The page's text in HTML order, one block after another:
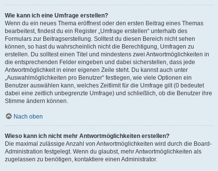
Wie kann ich eine Umfrage erstellen?
Wenn du ein neues Thema eröffnest oder den ersten Beitrag eines Themas
bearbeitest, findest du ein Register „Umfrage erstellen“ unterhalb des
Formulars zur Beitragserstellung. Solltest du diesen Bereich nicht sehen
können, so hast du wahrscheinlich nicht die Berechtigung, Umfragen zu
erstellen. Du solltest einen Titel und mindestens zwei Antwortmöglichkeiten in
die entsprechenden Felder eingeben und dabei sicherstellen, dass jede
Antwortmöglichkeit in einer eigenen Zeile steht. Du kannst auch unter
„Auswahlmöglichkeiten pro Benutzer“ festlegen, wie viele Optionen ein
Benutzer auswählen kann, welches Zeitlimit für die Umfrage gilt (0 bedeutet
dabei eine zeitlich unbegrenzte Umfrage) und schließlich, ob die Benutzer ihre
Stimme ändern können.
Nach oben
Wieso kann ich nicht mehr Antwortmöglichkeiten erstellen?
Die maximal zulässige Anzahl von Antwortmöglichkeiten wird durch die Board-
Administration festgelegt. Wenn du glaubst, mehr Antwortmöglichkeiten als
zugelassen zu benötigen, kontaktiere einen Administrator.